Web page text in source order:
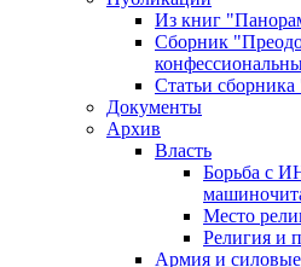
Из книг
Сборник
Статьи
Документы
Архив
Власть
Борьба с
Место
Религия и
Армия и